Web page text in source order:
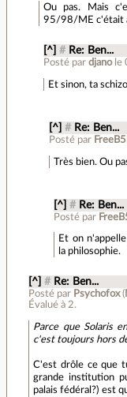
Ou pas. Mais
95/98/ME c'était
[^] # Re: Ben...
Posté pardjano le
Et sinon, ta
[^] # Re: Ben...
Posté par
Très bien. Ou
[^] # Re: Ben...
Posté par
Et on
la philosophie.
[^] # Re: Ben...
Posté par Psychofox(
Évalué à2.
Parce que Solaris
c'est toujours hors
C'est drôle ce que
grande institution
palais fédéral?) est